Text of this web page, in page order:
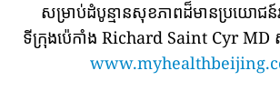
សម្រាប់ដំបូន្មានសុខភាពដ៏មានប្រយោជន៍
ទីក្រុងប៉េកាំង Richard Saint Cyr MD